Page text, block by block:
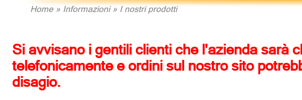
Home» Informazioni » I nostri prodotti
Si avvisano i gentili clienti che l'azienda sarà
telefonicamente e ordini sul nostro sito
disagio.